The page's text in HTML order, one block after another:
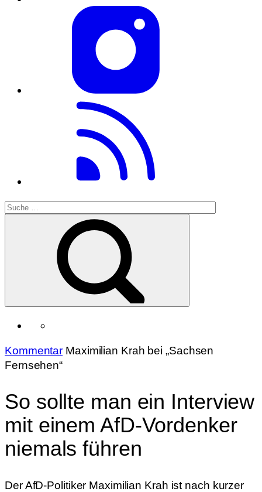
Kommentar Maximilian Krah bei „Sachsen
Fernsehen“
So sollte man ein Interview
mit einem AfD-Vordenker
niemals führen
Der AfD-Politiker Maximilian Krah ist nach kurzer